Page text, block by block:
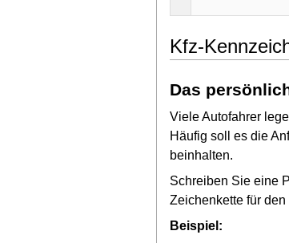
Kfz-
Das
Viele Autofahrer
Häufig soll es die
beinhalten.
Schreiben Sie eine
Zeichenkette für
Beispiel: